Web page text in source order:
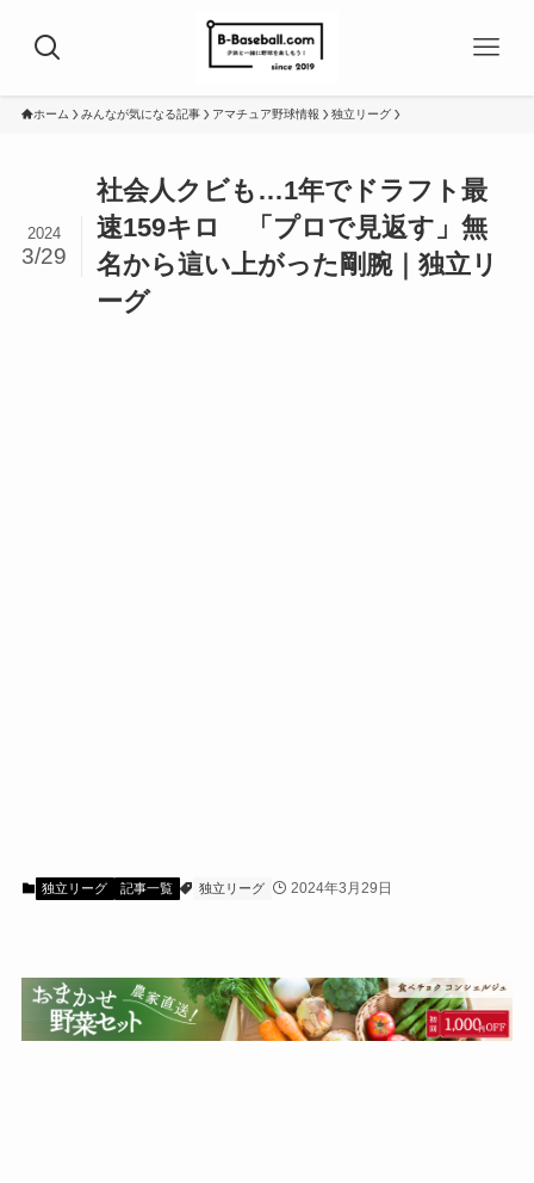
ホーム みんなが気になる記事 アマチュア野球情報 独立リーグ
社会人クビも…1年でドラフト最
速159キロ 「プロで見返す」無
名から這い上がった剛腕｜独立リ
ーグ
2024
3/29
独立リーグ 記事一覧 独立リーグ 2024年3月29日